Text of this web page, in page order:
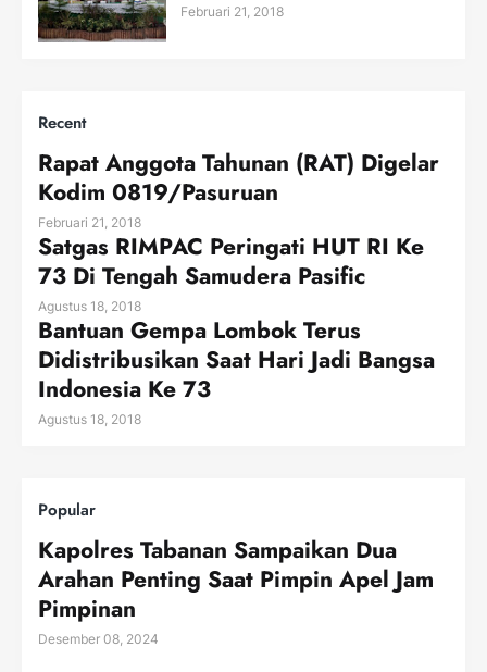
Februari 21, 2018
Recent
Rapat Anggota Tahunan (RAT) Digelar
Kodim 0819/Pasuruan
Februari 21, 2018
Satgas RIMPAC Peringati HUT RI Ke
73 Di Tengah Samudera Pasific
Agustus 18, 2018
Bantuan Gempa Lombok Terus
Didistribusikan Saat Hari Jadi Bangsa
Indonesia Ke 73
Agustus 18, 2018
Popular
Kapolres Tabanan Sampaikan Dua
Arahan Penting Saat Pimpin Apel Jam
Pimpinan
Desember 08, 2024